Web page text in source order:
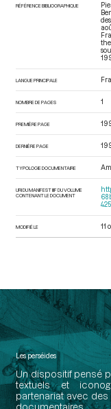
RÉFÉRENCE BIBLIOGRAPHIQUE
LANGUE PRINCIPALE
NOMBRE DE PAGES 1
PREMIÈRE PAGE
DERNIÈRE PAGE
TYPOLOGIE DOCUMENTAIRE
URI DU MANIFEST IIIF DU VOLUME
CONTENANT LE DOCUMENT
MODIFIÉ LE 11
Les perséides
Un dispositif pensé
textuels et
partenariat avec